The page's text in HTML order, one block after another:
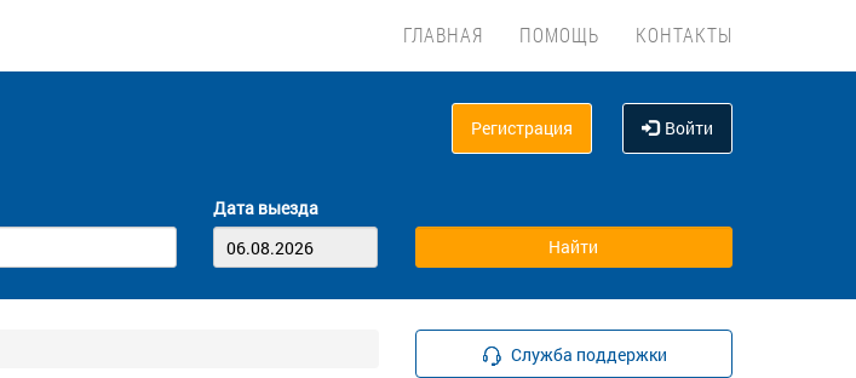
ГЛАВНАЯ ПОМОЩЬ КОНТАКТЫ
Регистрация Войти
Дата выезда
Служба поддержки